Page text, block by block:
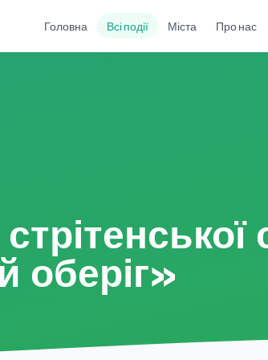
Головна Всі події Міста Про нас
оберіг»